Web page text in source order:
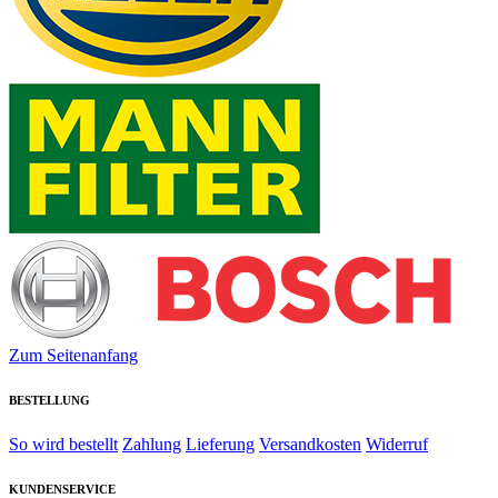
Zum Seitenanfang
BESTELLUNG
So wird bestellt Zahlung Lieferung Versandkosten Widerruf
KUNDENSERVICE